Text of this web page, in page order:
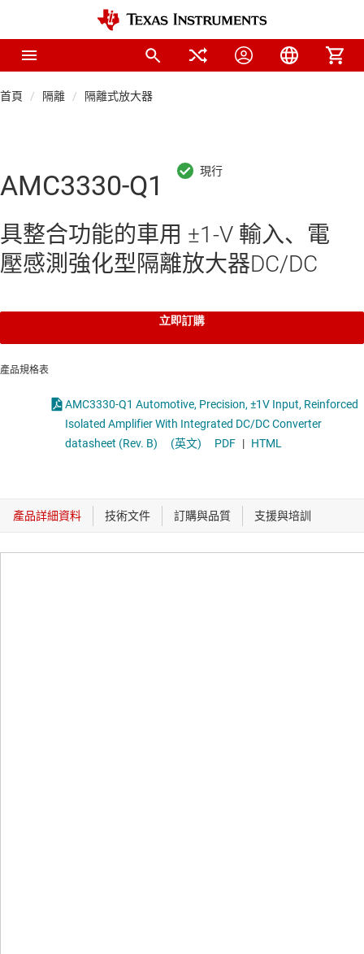
首頁 隔離 隔離式放大器
AMC3330-Q1
具整合功能的車用 ±1-V 輸入、電
壓感測強化型隔離放大器DC/DC
立即訂購
產品規格表
AMC3330-Q1 Automotive, Precision, ±1V Input, Reinforced
Isolated Amplifier With Integrated DC/DC Converter
datasheet (Rev. B)
(英文) PDF | HTML